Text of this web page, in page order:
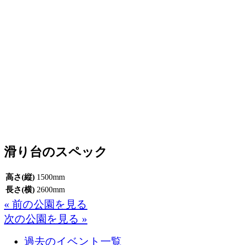
滑り台のスペック
高さ(縦) 1500mm
長さ(横) 2600mm
« 前の公園を見る
次の公園を見る »
過去のイベント一覧